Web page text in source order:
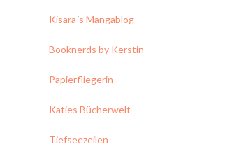
Kisara´s Mangablog
Booknerds by Kerstin
Papierfliegerin
Katies Bücherwelt
Tiefseezeilen